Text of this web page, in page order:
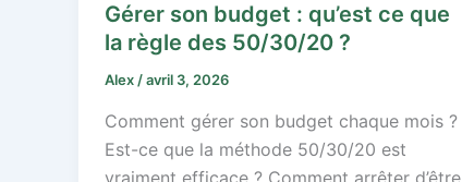
Gérer son budget : qu’est ce que
la règle des 50/30/20 ?
Alex /avril 3, 2026
Comment gérer son budget chaque mois ?
Est-ce que la méthode 50/30/20 est
vraiment efficace ? Comment arrêter d’être